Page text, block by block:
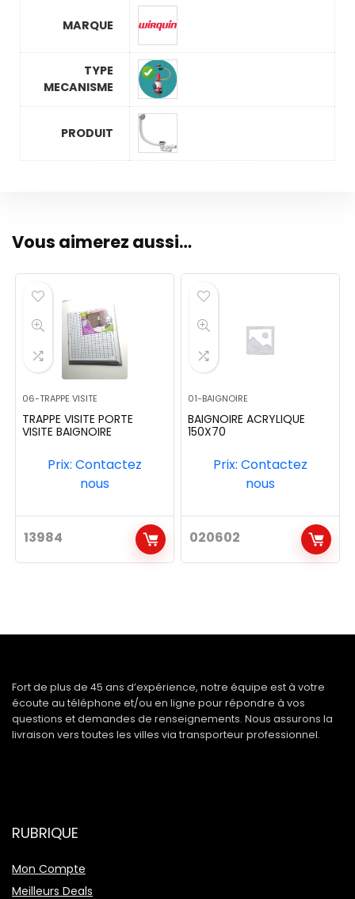
MARQUE
TYPE
MECANISME
PRODUIT
Vous aimerez aussi…
06-TRAPPE VISITE
TRAPPE VISITE PORTE
VISITE BAIGNOIRE
13984
Prix: Contactez
nous
01-BAIGNOIRE
BAIGNOIRE ACRYLIQUE
150X70
020602
Prix: Contactez
nous
Fort de plus de 45 ans d’expérience, notre équipe est à votre
écoute au téléphone et/ou en ligne pour répondre à vos
questions et demandes de renseignements. Nous assurons la
livraison vers toutes les villes via transporteur professionnel.
RUBRIQUE
Mon Compte
Meilleurs Deals